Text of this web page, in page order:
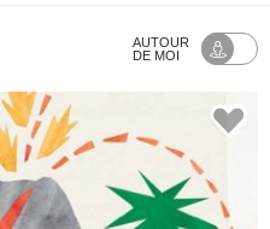
AUTOUR
DE MOI